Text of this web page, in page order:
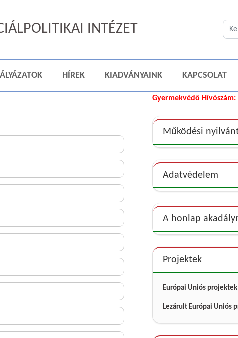
INTÉZET
HÍREK KIADVÁNYAINK KAPCSOLAT
Gyermekvédő Hívószám:
Működési
Adatvédelem
A honlap
Projektek
Európai Uniós projektek
Lezárult Európai Uniós